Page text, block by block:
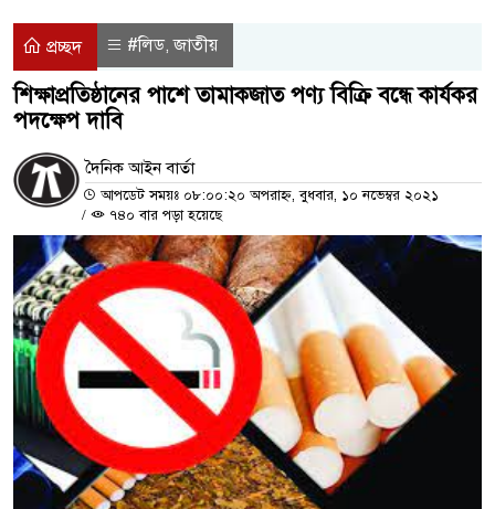
প্রচ্ছদ #লিড,জাতীয়
শিক্ষাপ্রতিষ্ঠানের পাশে তামাকজাত পণ্য বিক্রি বন্ধে কার্যকর
পদক্ষেপ দাবি
দৈনিক আইন বার্তা
আপডেট সময়ঃ ০৮:০০:২০ অপরাহ্ন, বুধবার, ১০ নভেম্বর ২০২১
/
৭৪০ বার পড়া হয়েছে